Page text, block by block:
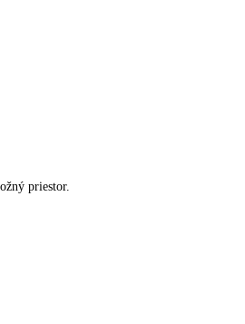
sú veľmi hladké a tak ľahko čistiteľné.